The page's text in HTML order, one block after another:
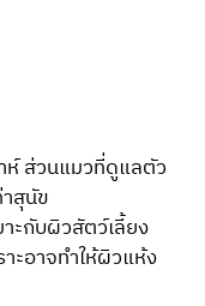
ห์ ส่วนแมวที่ดูแลตัว
สุนัข
ะกับผิวสัตว์เลี้ยง
ะอาจทำให้ผิวแห้ง